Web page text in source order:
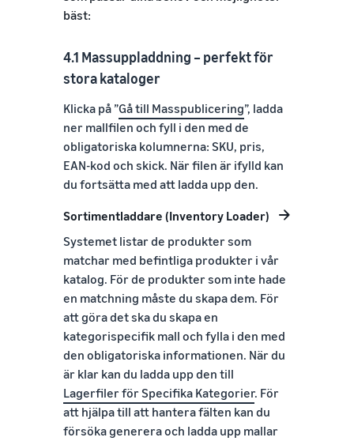
bäst:
4.1 Massuppladdning – perfekt för
stora kataloger
Klicka på ”Gå till Masspublicering”, ladda
ner mallfilen och fyll i den med de
obligatoriska kolumnerna: SKU, pris,
EAN-kod och skick. När filen är ifylld kan
du fortsätta med att ladda upp den.
Sortimentladdare (Inventory Loader)
Systemet listar de produkter som
matchar med befintliga produkter i vår
katalog. För de produkter som inte hade
en matchning måste du skapa dem. För
att göra det ska du skapa en
kategorispecifik mall och fylla i den med
den obligatoriska informationen. När du
är klar kan du ladda upp den till
Lagerfiler för Specifika Kategorier. För
att hjälpa till att hantera fälten kan du
försöka generera och ladda upp mallar